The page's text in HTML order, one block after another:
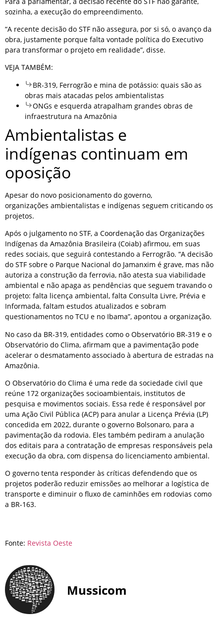
sozinha, a execução do empreendimento.
“A recente decisão do STF não assegura, por si só, o avanço da
obra, justamente porque falta vontade política do Executivo
para transformar o projeto em realidade”, disse.
VEJA TAMBÉM:
BR-319, Ferrogrão e mina de potássio: quais são as
obras mais atacadas pelos ambientalistas
ONGs e esquerda atrapalham grandes obras de
infraestrutura na Amazônia
Ambientalistas e
indígenas continuam em
oposição
Apesar do novo posicionamento do governo,
organizações ambientalistas e indígenas seguem criticando os
projetos.
Após o julgamento no STF, a Coordenação das Organizações
Indígenas da Amazônia Brasileira (Coiab) afirmou, em suas
redes sociais, que seguirá contestando a Ferrogrão. “A decisão
do STF sobre o Parque Nacional do Jamanxim é grave, mas não
autoriza a construção da ferrovia, não atesta sua viabilidade
ambiental e não apaga as pendências que seguem travando o
projeto: falta licença ambiental, falta Consulta Livre, Prévia e
Informada, faltam estudos atualizados e sobram
questionamentos no TCU e no Ibama”, apontou a organização.
No caso da BR-319, entidades como o Observatório BR-319 e o
Observatório do Clima, afirmam que a pavimentação pode
acelerar o desmatamento associado à abertura de estradas na
Amazônia.
O Observatório do Clima é uma rede da sociedade civil que
reúne 172 organizações socioambientais, institutos de
pesquisa e movimentos sociais. Essa rede é responsável por
uma Ação Civil Pública (ACP) para anular a Licença Prévia (LP)
concedida em 2022, durante o governo Bolsonaro, para a
pavimentação da rodovia. Eles também pediram a anulação
dos editais para a contratação de empresas responsáveis pela
execução da obra, com dispensa do licenciamento ambiental.
O governo tenta responder às críticas defendendo que os
projetos poderão reduzir emissões ao melhorar a logística de
transporte e diminuir o fluxo de caminhões em rodovias como
a BR-163.
Fonte: Revista Oeste
Mussicom